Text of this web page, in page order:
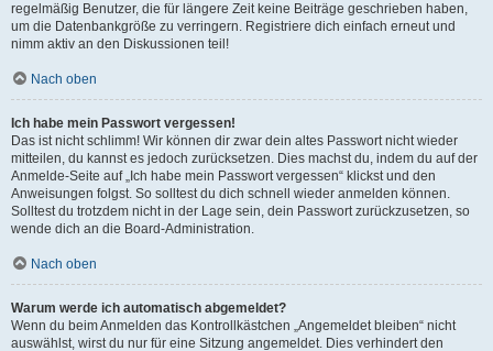
regelmäßig Benutzer, die für längere Zeit keine Beiträge geschrieben haben,
um die Datenbankgröße zu verringern. Registriere dich einfach erneut und
nimm aktiv an den Diskussionen teil!
Nach oben
Ich habe mein Passwort vergessen!
Das ist nicht schlimm! Wir können dir zwar dein altes Passwort nicht wieder
mitteilen, du kannst es jedoch zurücksetzen. Dies machst du, indem du auf der
Anmelde-Seite auf „Ich habe mein Passwort vergessen“ klickst und den
Anweisungen folgst. So solltest du dich schnell wieder anmelden können.
Solltest du trotzdem nicht in der Lage sein, dein Passwort zurückzusetzen, so
wende dich an die Board-Administration.
Nach oben
Warum werde ich automatisch abgemeldet?
Wenn du beim Anmelden das Kontrollkästchen „Angemeldet bleiben“ nicht
auswählst, wirst du nur für eine Sitzung angemeldet. Dies verhindert den